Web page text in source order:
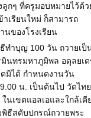
กๆ ที่ครูมอบหมายไว้ด้ว
เรียนใหม่ ก็สามารถ
นของโรงเรียน
ทำบุญ 100 วัน ถวายเป็
นทรมหาภูมิพล อดุลยเ
มิได้ กำหนดงานวัน
น. เป็นต้นไป วัดไท
เขตแอลเอและใกล้เคี
พิธีสดับปกรณ์ถวายพระ